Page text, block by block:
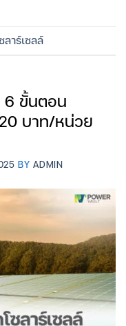
ลาร์เซลล์
6 ขั้นตอน
บาท/หน่วย
BYADMIN